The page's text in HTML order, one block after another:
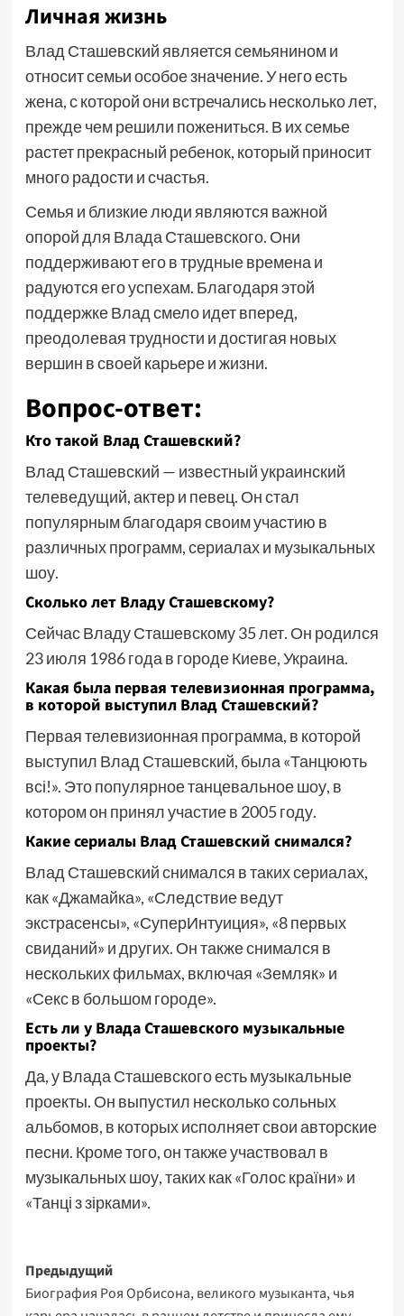
Личная жизнь
Влад Сташевский является семьянином и
относит семьи особое значение. У него есть
жена, с которой они встречались несколько лет,
прежде чем решили пожениться. В их семье
растет прекрасный ребенок, который приносит
много радости и счастья.
Семья и близкие люди являются важной
опорой для Влада Сташевского. Они
поддерживают его в трудные времена и
радуются его успехам. Благодаря этой
поддержке Влад смело идет вперед,
преодолевая трудности и достигая новых
вершин в своей карьере и жизни.
Вопрос-ответ:
Кто такой Влад Сташевский?
Влад Сташевский — известный украинский
телеведущий, актер и певец. Он стал
популярным благодаря своим участию в
различных программ, сериалах и музыкальных
шоу.
Сколько лет Владу Сташевскому?
Сейчас Владу Сташевскому 35 лет. Он родился
23 июля 1986 года в городе Киеве, Украина.
Какая была первая телевизионная программа,
в которой выступил Влад Сташевский?
Первая телевизионная программа, в которой
выступил Влад Сташевский, была «Танцюють
всі!». Это популярное танцевальное шоу, в
котором он принял участие в 2005 году.
Какие сериалы Влад Сташевский снимался?
Влад Сташевский снимался в таких сериалах,
как «Джамайка», «Следствие ведут
экстрасенсы», «СуперИнтуиция», «8 первых
свиданий» и других. Он также снимался в
нескольких фильмах, включая «Земляк» и
«Секс в большом городе».
Есть ли у Влада Сташевского музыкальные
проекты?
Да, у Влада Сташевского есть музыкальные
проекты. Он выпустил несколько сольных
альбомов, в которых исполняет свои авторские
песни. Кроме того, он также участвовал в
музыкальных шоу, таких как «Голос країни» и
«Танці з зірками».
Навигация
записи
Предыдущий
Биография Роя Орбисона, великого музыканта, чья